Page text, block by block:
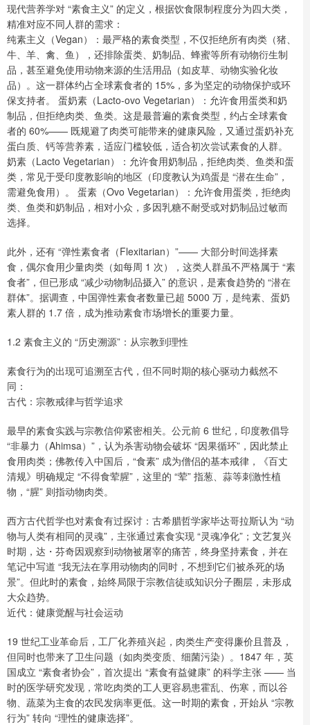
现代营养学对 “素食主义” 的定义，根据饮食限制程度分为四大类，
精准对应不同人群的需求：
纯素主义（Vegan）：最严格的素食类型，不仅拒绝所有肉类（猪、
牛、羊、禽、鱼），还排除蛋类、奶制品、蜂蜜等所有动物衍生制
品，甚至避免使用动物来源的生活用品（如皮草、动物实验化妆
品）。这一群体约占全球素食者的 15%，多为坚定的动物保护或环
保支持者。 蛋奶素（Lacto-ovo Vegetarian）：允许食用蛋类和奶
制品，但拒绝肉类、鱼类。这是最普遍的素食类型，约占全球素食
者的 60%—— 既规避了肉类可能带来的健康风险，又通过蛋奶补充
蛋白质、钙等营养素，适应门槛较低，适合初次尝试素食的人群。
奶素（Lacto Vegetarian）：允许食用奶制品，拒绝肉类、鱼类和蛋
类，常见于受印度教影响的地区（印度教认为鸡蛋是 “潜在生命”，
需避免食用）。 蛋素（Ovo Vegetarian）：允许食用蛋类，拒绝肉
类、鱼类和奶制品，相对小众，多因乳糖不耐受或对奶制品过敏而
选择。
此外，还有 “弹性素食者（Flexitarian）”—— 大部分时间选择素
食，偶尔食用少量肉类（如每周 1 次），这类人群虽不严格属于 “素
食者”，但已形成 “减少动物制品摄入” 的意识，是素食趋势的 “潜在
群体”。据调查，中国弹性素食者数量已超 5000 万，是纯素、蛋奶
素人群的 1.7 倍，成为推动素食市场增长的重要力量。
1.2 素食主义的 “历史溯源”：从宗教到理性
素食行为的出现可追溯至古代，但不同时期的核心驱动力截然不
同：
古代：宗教戒律与哲学追求
最早的素食实践与宗教信仰紧密相关。公元前 6 世纪，印度教倡导
“非暴力（Ahimsa）”，认为杀害动物会破坏 “因果循环”，因此禁止
食用肉类；佛教传入中国后，“食素” 成为僧侣的基本戒律，《百丈
清规》明确规定 “不得食荤腥”，这里的 “荤” 指葱、蒜等刺激性植
物，“腥” 则指动物肉类。
西方古代哲学也对素食有过探讨：古希腊哲学家毕达哥拉斯认为 “动
物与人类有相同的灵魂”，主张通过素食实现 “灵魂净化”；文艺复兴
时期，达・芬奇因观察到动物被屠宰的痛苦，终身坚持素食，并在
笔记中写道 “我无法在享用动物肉的同时，不想到它们被杀死的场
景”。但此时的素食，始终局限于宗教信徒或知识分子圈层，未形成
大众趋势。
近代：健康觉醒与社会运动
19 世纪工业革命后，工厂化养殖兴起，肉类生产变得廉价且普及，
但同时也带来了卫生问题（如肉类变质、细菌污染）。1847 年，英
国成立 “素食者协会”，首次提出 “素食有益健康” 的科学主张 —— 当
时的医学研究发现，常吃肉类的工人更容易患霍乱、伤寒，而以谷
物、蔬菜为主食的农民发病率更低。这一时期的素食，开始从 “宗教
行为” 转向 “理性的健康选择”。